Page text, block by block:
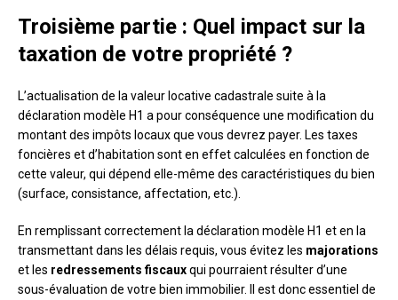
Troisième partie : Quel impact sur la
taxation de votre propriété ?
L’actualisation de la valeur locative cadastrale suite à la
déclaration modèle H1 a pour conséquence une modification du
montant des impôts locaux que vous devrez payer. Les taxes
foncières et d’habitation sont en effet calculées en fonction de
cette valeur, qui dépend elle-même des caractéristiques du bien
(surface, consistance, affectation, etc.).
En remplissant correctement la déclaration modèle H1 et en la
transmettant dans les délais requis, vous évitez les majorations
et les redressements fiscauxqui pourraient résulter d’une
sous-évaluation de votre bien immobilier. Il est donc essentiel de